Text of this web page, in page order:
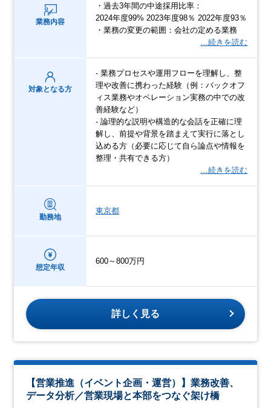
業務内容
・過去3年間の中途採用比率：
2024年度99% 2023年度98％ 2022年度93％
・業務の変更の範囲：会社の定める業務
…続きを読む
対象となる方
- 業務プロセスや運用フローを理解し、整
理や改善に携わった経験（例：バックオフ
ィス業務やオペレーション実務の中での改
善経験など）
- 論理的な説明や構造的な会話を正確に理
解し、前提や背景を踏まえて実行に落とし
込める方（必要に応じて自ら論点や情報を
整理・共有できる方）
…続きを読む
勤務地
東京都
想定年収
600～800万円
詳しく見る
【営業推進（イベント企画・運営）】業務改善、
データ分析／営業現場と本部をつなぐ架け橋